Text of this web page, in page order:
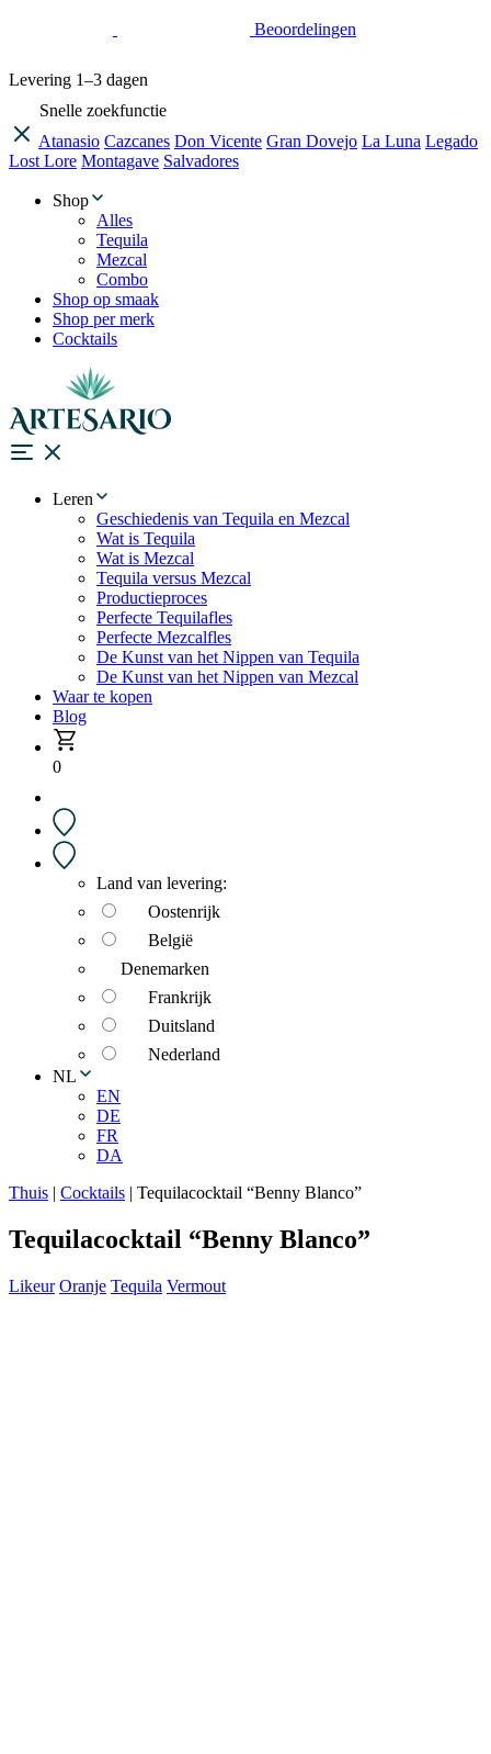
Beoordelingen
Levering 1–3 dagen
Snelle zoekfunctie
Atanasio Cazcanes Don Vicente Gran Dovejo La Luna Legado
Lost Lore Montagave Salvadores
Shop
Alles
Tequila
Mezcal
Combo
Shop op smaak
Shop per merk
Cocktails
Leren
Geschiedenis van Tequila en Mezcal
Wat is Tequila
Wat is Mezcal
Tequila versus Mezcal
Productieproces
Perfecte Tequilafles
Perfecte Mezcalfles
De Kunst van het Nippen van Tequila
De Kunst van het Nippen van Mezcal
Waar te kopen
Blog
0
Land van levering:
Oostenrijk
België
Denemarken
Frankrijk
Duitsland
Nederland
NL
EN
DE
FR
DA
Thuis | Cocktails | Tequilacocktail “Benny Blanco”
Tequilacocktail “Benny Blanco”
Likeur Oranje Tequila Vermout